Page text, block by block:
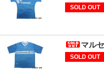
SOLD OUT
マル
SOLD OUT